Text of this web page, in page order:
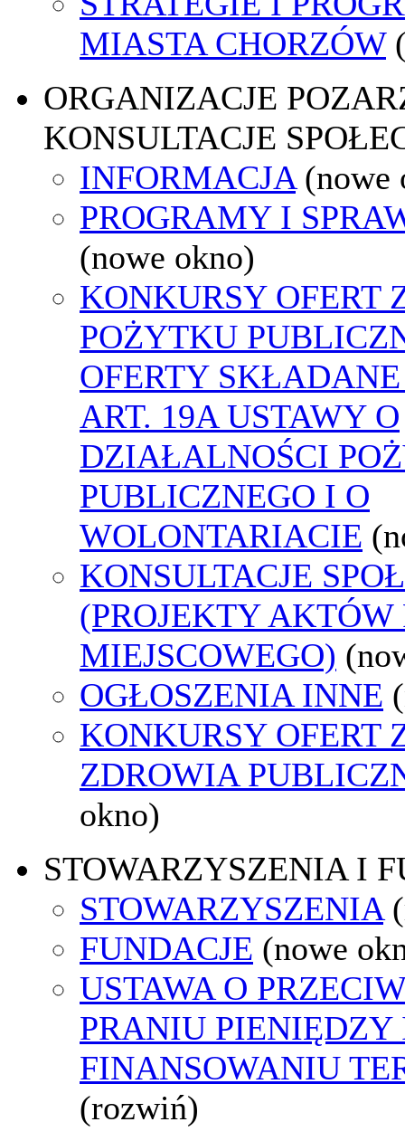
MIASTA CHORZÓW
ORGANIZACJE
KONSULTACJE
INFORMACJA (nowe
PROGRAMY I
(nowe okno)
KONKURSY OFERT
POŻYTKU
OFERTY
ART. 19A USTAWY O
DZIAŁALNOŚCI
PUBLICZNEGO I O
WOLONTARIACIE
KONSULTACJE
(PROJEKTY AKTÓW
MIEJSCOWEGO)
OGŁOSZENIA INNE
KONKURSY OFERT
ZDROWIA
okno)
STOWARZYSZENIA I
STOWARZYSZENIA
FUNDACJE (nowe
USTAWA O
PRANIU PIENIĘDZY
FINANSOWANIU
(rozwiń)